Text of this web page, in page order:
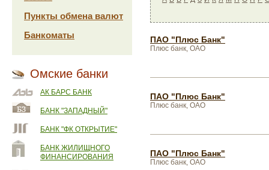
Пункты обмена валют
Банкоматы
Омские банки
АК БАРС БАНК
БАНК "ЗАПАДНЫЙ"
БАНК "ФК ОТКРЫТИЕ"
БАНК ЖИЛИЩНОГО
ФИНАНСИРОВАНИЯ
ПАО "Плюс Банк"
Плюс банк, ОАО
ПАО "Плюс Банк"
Плюс банк, ОАО
ПАО "Плюс Банк"
Плюс банк, ОАО